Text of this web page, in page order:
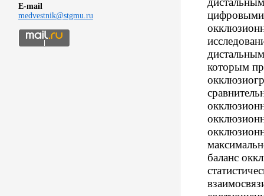
E-mail
medvestnik@stgmu.ru
цифровыми
которым
баланс